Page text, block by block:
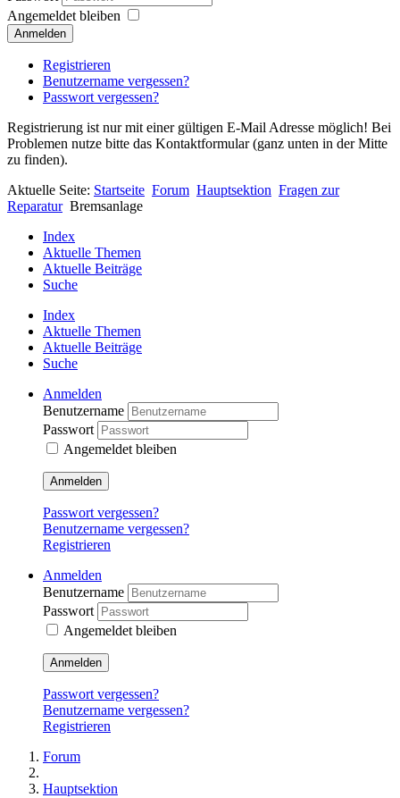
Angemeldet bleiben
Anmelden
Registrieren
Benutzername vergessen?
Passwort vergessen?
Registrierung ist nur mit einer gültigen E-Mail Adresse möglich! Bei
Problemen nutze bitte das Kontaktformular (ganz unten in der Mitte
zu finden).
Aktuelle Seite: Startseite Forum Hauptsektion Fragen zur
Reparatur Bremsanlage
Index
Aktuelle Themen
Aktuelle Beiträge
Suche
Index
Aktuelle Themen
Aktuelle Beiträge
Suche
Anmelden
Benutzername
Passwort
Angemeldet bleiben
Anmelden
Passwort vergessen?
Benutzername vergessen?
Registrieren
Anmelden
Benutzername
Passwort
Angemeldet bleiben
Anmelden
Passwort vergessen?
Benutzername vergessen?
Registrieren
Forum
Hauptsektion